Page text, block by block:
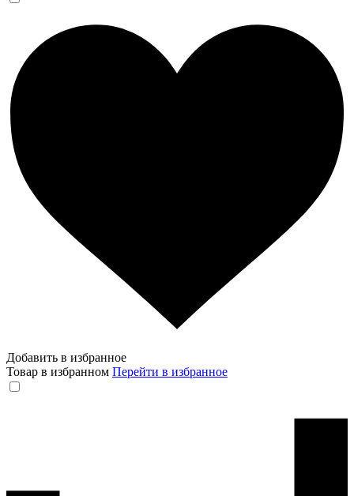
Добавить в избранное
Товар в избранном Перейти в избранное